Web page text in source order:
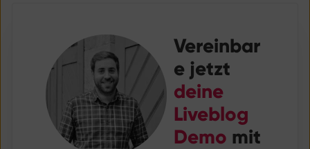
Vereinbar
e jetzt
deine
Liveblog
Demo mit